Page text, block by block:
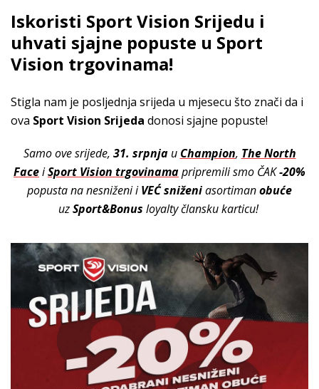
Iskoristi Sport Vision Srijedu i
uhvati sjajne popuste u Sport
Vision trgovinama!
Stigla nam je posljednja srijeda u mjesecu što znači da i
ova Sport Vision Srijeda donosi sjajne popuste!
Samo ove srijede, 31. srpnja u Champion, The North
FaceiSport Vision trgovinamapripremili smo ČAK-20%
popusta na nesniženi iVEĆ sniženiasortimanobuće
uzSport&Bonus loyalty člansku karticu!